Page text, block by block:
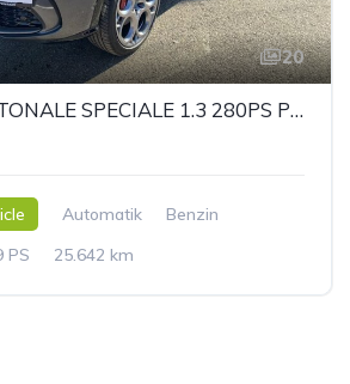
20
ALFA ROMEO TONALE SPECIALE 1.3 280PS PHEV AT AWD
Automatik
Benzin
PS 25.642 km